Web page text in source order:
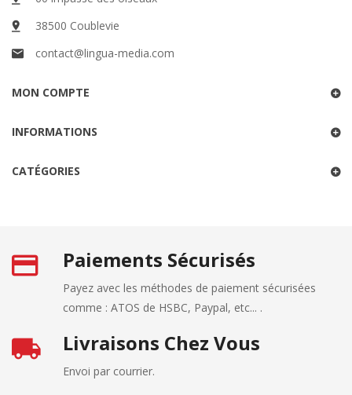
38500 Coublevie
contact@lingua-media.com
MON COMPTE
INFORMATIONS
CATÉGORIES
Paiements Sécurisés
Payez avec les méthodes de paiement sécurisées
comme : ATOS de HSBC, Paypal, etc... .
Livraisons Chez Vous
Envoi par courrier.